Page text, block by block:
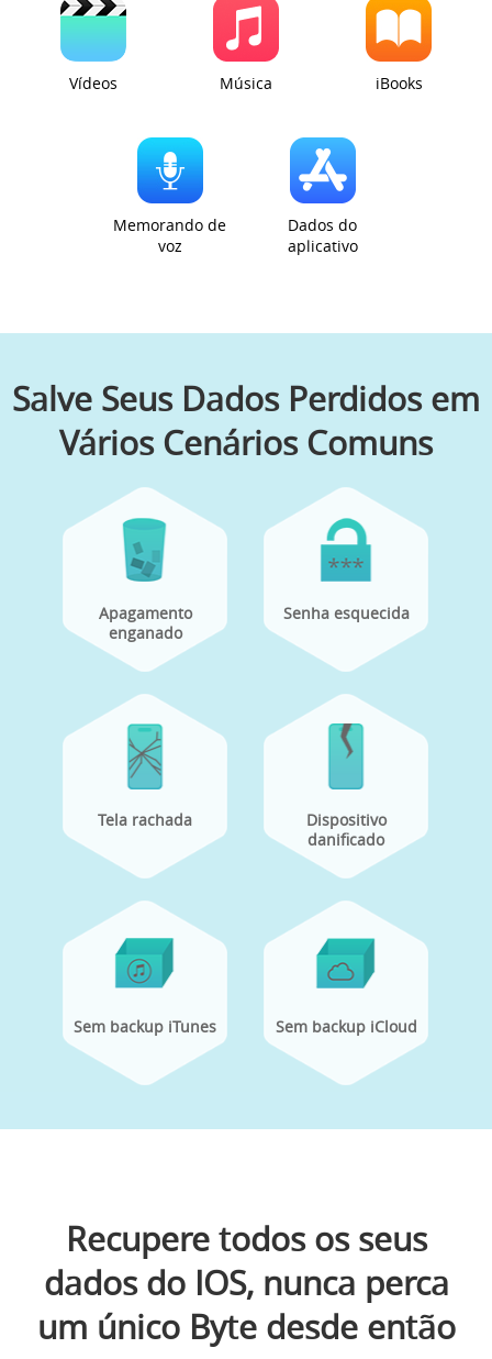
Vídeos Música iBooks
Memorando de
voz
Dados do
aplicativo
Salve Seus Dados Perdidos em
Vários Cenários Comuns
Apagamento
enganado
Senha esquecida
Tela rachada
Dispositivo
danificado
Sem backup iTunes Sem backup iCloud
Recupere todos os seus
dados do IOS, nunca perca
um único Byte desde então